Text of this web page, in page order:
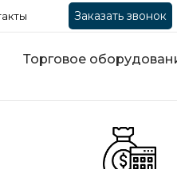
Заказать звонок
Торговое